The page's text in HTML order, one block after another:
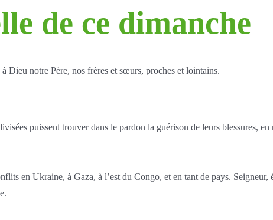
de ce dimanche
Dieu notre Père, nos frères et sœurs, proches et lointains.
puissent trouver dans le pardon la guérison de leurs blessures,
en Ukraine, à Gaza, à l’est du Congo, et en tant de pays.